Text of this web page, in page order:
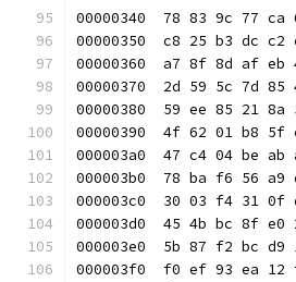
00000340  78 83 9c 77
00000350  c8 25 b3 dc
00000360  a7 8f 8d af
00000370  2d 59 5c 7d
00000380  59 ee 85 21
00000390  4f 62 01 b8
000003a0  47 c4 04 be
000003b0  78 ba f6 56
000003c0  30 03 f4 31
000003d0  45 4b bc 8f
000003e0  5b 87 f2 bc
000003f0  f0 ef 93 ea